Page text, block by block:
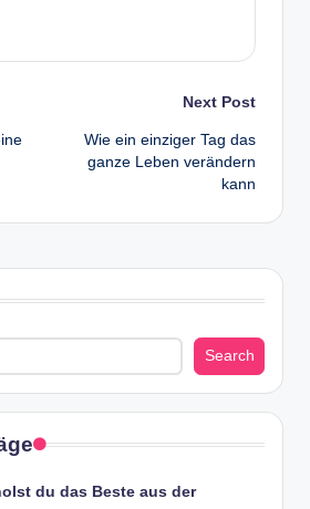
Next Post
Wie ein einziger Tag das
ganze Leben verändern
kann
Search
du das Beste aus der